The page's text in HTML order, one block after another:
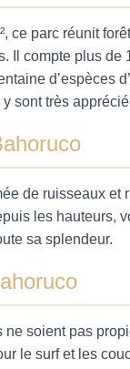
ce parc réunit
Il compte plus de
d’espèces
sont très
de ruisseaux et
les hauteurs,
sa splendeur.
ne soient pas
le surf et les